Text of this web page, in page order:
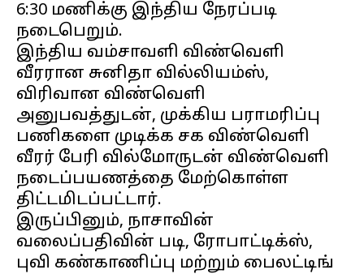
6:30 மணிக்கு இந்திய நேரப்படி
நடைபெறும்.
இந்திய வம்சாவளி விண்வெளி
வீரரான சுனிதா வில்லியம்ஸ்,
விரிவான விண்வெளி
அனுபவத்துடன், முக்கிய பராமரிப்பு
பணிகளை முடிக்க சக விண்வெளி
வீரர் பேரி வில்மோருடன் விண்வெளி
நடைப்பயணத்தை மேற்கொள்ள
திட்டமிடப்பட்டார்.
இருப்பினும், நாசாவின்
வலைப்பதிவின் படி, ரோபாட்டிக்ஸ்,
புவி கண்காணிப்பு மற்றும் பைலட்டிங்